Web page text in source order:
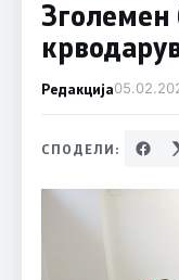
Зголемен
Редакција
СПОДЕЛИ: